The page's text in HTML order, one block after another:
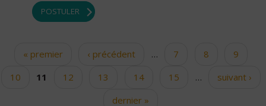
POSTULER
Pages« premier ‹ précédent … 7 8
9
10
11 12 13 14 15 …
suivant ›
dernier »